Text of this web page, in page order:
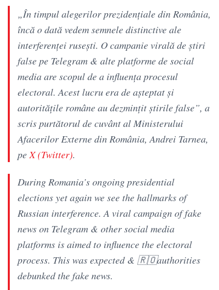
„În timpul alegerilor prezidențiale din România,
încă o dată vedem semnele distinctive ale
interferenței rusești. O campanie virală de știri
false pe Telegram & alte platforme de social
media are scopul de a influența procesul
electoral. Acest lucru era de așteptat și
autoritățile române au dezmințit știrile false”, a
scris purtătorul de cuvânt al Ministerului
Afacerilor Externe din România, Andrei Tarnea,
pe X (Twitter).
During Romania’s ongoing presidential
elections yet again we see the hallmarks of
Russian interference. A viral campaign of fake
news on Telegram & other social media
platforms is aimed to influence the electoral
process. This was expected & 🇷🇴authorities
debunked the fake news.